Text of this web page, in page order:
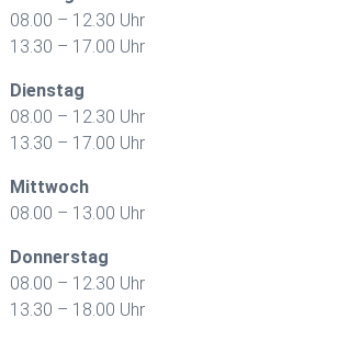
08.00 – 12.30 Uhr
13.30 – 17.00 Uhr
Dienstag
08.00 – 12.30 Uhr
13.30 – 17.00 Uhr
Mittwoch
08.00 – 13.00 Uhr
Donnerstag
08.00 – 12.30 Uhr
13.30 – 18.00 Uhr